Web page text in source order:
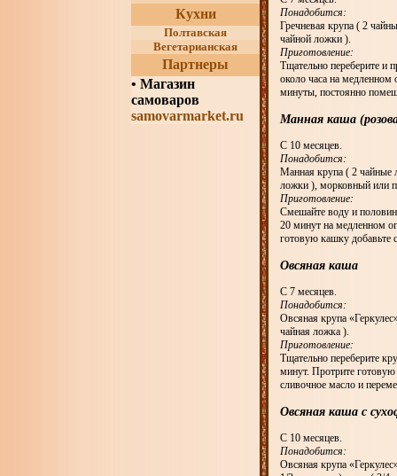
Кухни
Полтавская
Вегетарианская
Партнеры
• Магазин
самоваров
samovarmarket.ru
Понадобится:
Гречневая крупа ( 2
чайной ложки ).
Приготовление:
Тщательно переберите и
около часа на
минуты, постоянно
Манная каша
С 10 месяцев.
Понадобится:
Манная крупа ( 2 чайные
ложки ), морковный или
Приготовление:
Смешайте воду и
20 минут на медленном
готовую кашку добавьте
Овсяная каша
С 7 месяцев.
Понадобится:
Овсяная крупа
чайная ложка ).
Приготовление:
Тщательно переберите
минут. Протрите
сливочное масло и
Овсяная каша с
С 10 месяцев.
Понадобится:
Овсяная крупа